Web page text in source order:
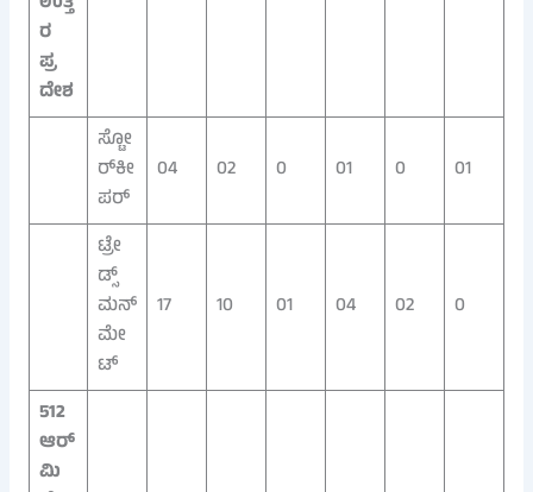
ರ
ಪ್ರ
ದೇಶ
ಸ್ಟೋ
ರ್‌ಕೀ
ಪರ್
04 02 0 01 0 01
ಟ್ರೇ
ಡ್ಸ್‌
ಮನ್
ಮೇ
ಟ್
17 10 01 04 02 0
512
ಆರ್
ಮಿ